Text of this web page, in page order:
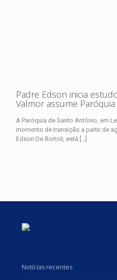
Padre Edson inicia
Valmor assume
A Paróquia de Santo Antônio, em
momento de transição a partir de
Edson De Bortoli, está […]
Notícias recentes